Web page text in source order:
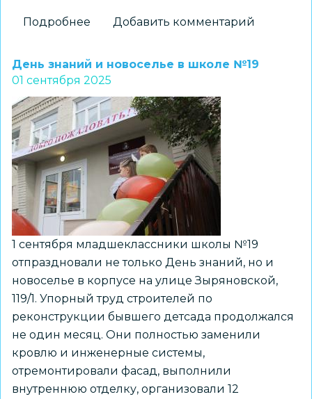
Подробнее
открывает
новый
учебный
год
после
капитального
ремонта
Добавить комментарий
День знаний и новоселье в школе №19
01 сентября 2025
1 сентября младшеклассники школы №19
отпраздновали не только День знаний, но и
новоселье в корпусе на улице Зыряновской,
119/1. Упорный труд строителей по
реконструкции бывшего детсада продолжался
не один месяц. Они полностью заменили
кровлю и инженерные системы,
отремонтировали фасад, выполнили
внутреннюю отделку, организовали 12